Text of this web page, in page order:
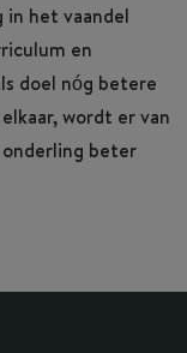
het vaandel
en
doel nóg betere
wordt er van
onderling beter